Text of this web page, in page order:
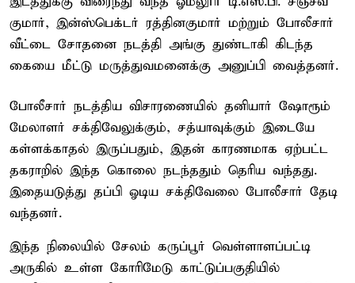
குமார், இன்ஸ்பெக்டர் ரத்தினகுமார் மற்றும் போலீசார்
வீட்டை சோதனை நடத்தி அங்கு துண்டாகி கிடந்த
கையை மீட்டு மருத்துவமனைக்கு அனுப்பி வைத்தனர்.
போலீசார் நடத்திய விசாரணையில் தனியார் ஷோரூம்
மேலாளர் சக்திவேலுக்கும், சத்யாவுக்கும் இடையே
கள்ளக்காதல் இருப்பதும், இதன் காரணமாக ஏற்பட்ட
தகராறில் இந்த கொலை நடந்ததும் தெரிய வந்தது.
இதையடுத்து தப்பி ஓடிய சக்திவேலை போலீசார் தேடி
வந்தனர்.
இந்த நிலையில் சேலம் கருப்பூர் வெள்ளாளப்பட்டி
அருகில் உள்ள கோரிமேடு காட்டுப்பகுதியில்